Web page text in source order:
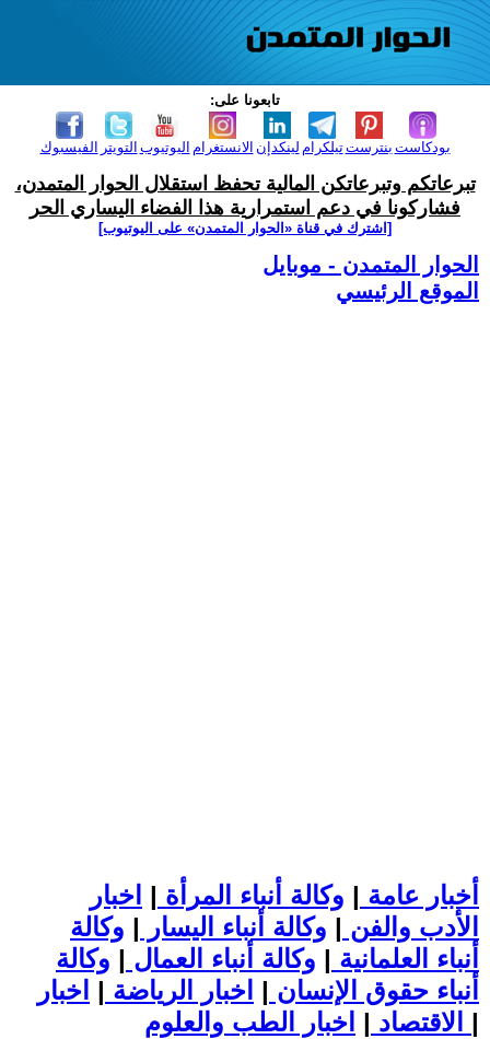
تابعونا على:
الفيسبوك التويتر اليوتيوب الانستغرام لينكدإن تيلكرامبنترست بودكاست
تبرعاتكم وتبرعاتكن المالية تحفظ استقلال الحوار المتمدن،
فشاركونا في دعم استمرارية هذا الفضاء اليساري الحر
[اشترك في قناة ‫«الحوار المتمدن» على اليوتيوب]
الحوار المتمدن - موبايل
الموقع الرئيسي
أخبار عامة | وكالة أنباء المرأة | اخبار
الأدب والفن | وكالة أنباء اليسار | وكالة
أنباء العلمانية | وكالة أنباء العمال | وكالة
أنباء حقوق الإنسان | اخبار الرياضة | اخبار
الاقتصاد | |